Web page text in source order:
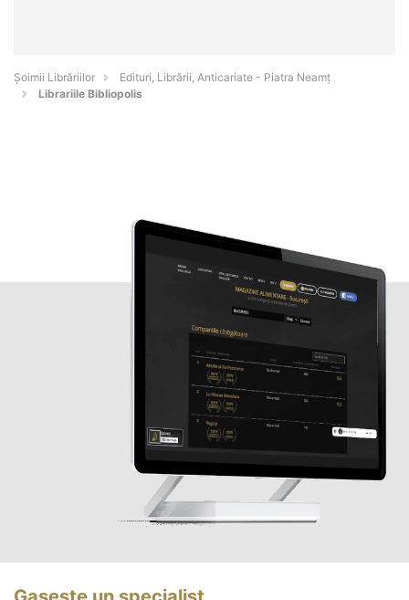
Șoimii Librăriilor
Edituri, Librării, Anticariate - Piatra Neamţ
Librariile Bibliopolis